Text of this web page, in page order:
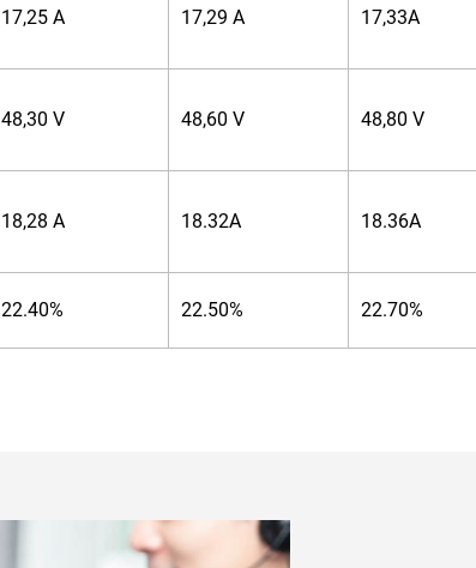
17,25 A 17,29 A 17,33A
48,30 V 48,60 V 48,80 V
18,28 A 18.32A 18.36A
22.40% 22.50% 22.70%